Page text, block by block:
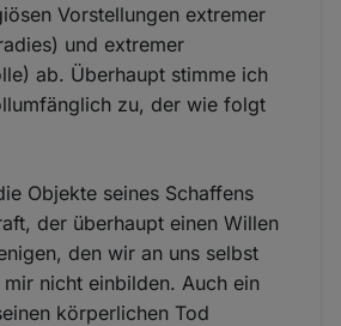
Vorstellungen extremer
und extremer
ab. Überhaupt stimme ich
zu, der wie folgt
Objekte seines Schaffens
der überhaupt einen Willen
den wir an uns selbst
nicht einbilden. Auch ein
körperlichen Tod